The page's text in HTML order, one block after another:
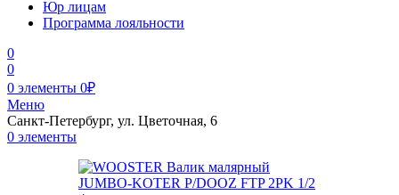
Юр лицам
Программа лояльности
0
0
0 элементы 0₽
Меню
Санкт-Петербург, ул. Цветочная, 6
0 элементы